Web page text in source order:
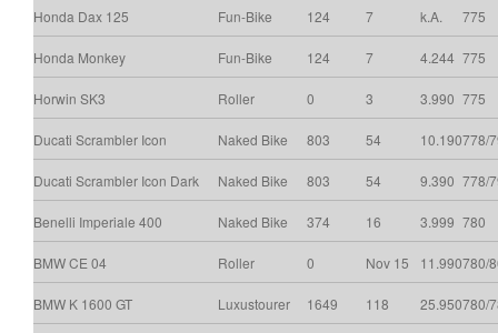
Honda Dax 125 Fun-Bike 124 7 k.A. 775
Honda Monkey Fun-Bike 124 7 4.244 775
Horwin SK3 Roller 0 3 3.990 775
Ducati Scrambler Icon Naked Bike 803 54 10.190778/
Ducati Scrambler Icon Dark Naked Bike 803 54 9.390 778/
Benelli Imperiale 400 Naked Bike 374 16 3.999 780
BMW CE 04 Roller 0 Nov 15 11.990780/
BMW K 1600 GT Luxustourer 1649 118 25.950780/